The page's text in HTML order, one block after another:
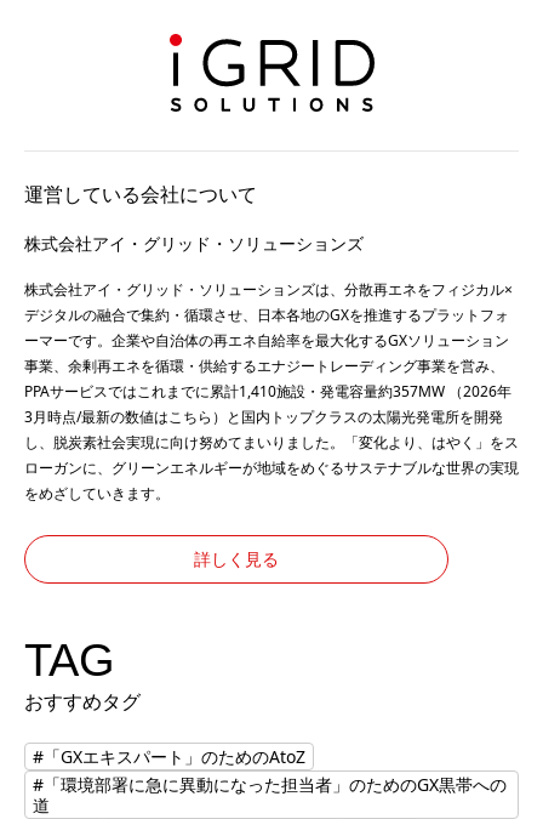
運営している会社について
株式会社アイ・グリッド・ソリューションズ
株式会社アイ・グリッド・ソリューションズは、分散再エネをフィジカル×
デジタルの融合で集約・循環させ、日本各地のGXを推進するプラットフォ
ーマーです。企業や自治体の再エネ自給率を最大化するGXソリューション
事業、余剰再エネを循環・供給するエナジートレーディング事業を営み、
PPAサービスではこれまでに累計1,410施設・発電容量約357MW （2026年
3月時点/最新の数値はこちら ）と国内トップクラスの太陽光発電所を開発
し、脱炭素社会実現に向け努めてまいりました。「変化より、はやく」をス
ローガンに、グリーンエネルギーが地域をめぐるサステナブルな世界の実現
をめざしていきます。
詳しく見る
TAG
おすすめタグ
#「GXエキスパート」のためのAtoZ
#「環境部署に急に異動になった担当者」のためのGX黒帯への
道